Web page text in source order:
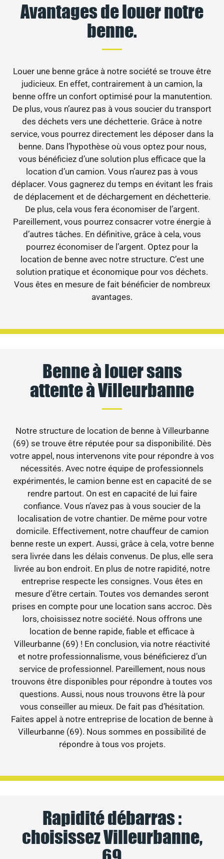
Avantages de louer notre
benne.
Louer une benne grâce à notre société se trouve être
judicieux. En effet, contrairement à un camion, la
benne offre un confort optimisé pour la manutention.
De plus, vous n’aurez pas à vous soucier du transport
des déchets vers une déchetterie. Grâce à notre
service, vous pourrez directement les déposer dans la
benne. Dans l’hypothèse où vous optez pour nous,
vous bénéficiez d’une solution plus efficace que la
location d’un camion. Vous n’aurez pas à vous
déplacer. Vous gagnerez du temps en évitant les frais
de déplacement et de déchargement en déchetterie.
De plus, cela vous fera économiser de l’argent.
Pareillement, vous pourrez consacrer votre énergie à
d’autres tâches. En définitive, grâce à cela, vous
pourrez économiser de l’argent. Optez pour la
location de benne avec notre structure. C’est une
solution pratique et économique pour vos déchets.
Vous êtes en mesure de fait bénéficier de nombreux
avantages.
Benne à louer sans
attente à Villeurbanne
Notre structure de location de benne à Villeurbanne
(69) se trouve être réputée pour sa disponibilité. Dès
votre appel, nous intervenons vite pour répondre à vos
nécessités. Avec notre équipe de professionnels
expérimentés, le camion benne est en capacité de se
rendre partout. On est en capacité de lui faire
confiance. Vous n’avez pas à vous soucier de la
localisation de votre chantier. De même pour votre
domicile. Effectivement, notre chauffeur de camion
benne reste un expert. Aussi, grâce à cela, votre benne
sera livrée dans les délais convenus. De plus, elle sera
livrée au bon endroit. En plus de notre rapidité, notre
entreprise respecte les consignes. Vous êtes en
mesure d’être certain. Toutes vos demandes seront
prises en compte pour une location sans accroc. Dès
lors, choisissez notre société. Nous offrons une
location de benne rapide, fiable et efficace à
Villeurbanne (69) ! En conclusion, via notre réactivité
et notre professionnalisme, vous bénéficierez d’un
service de professionnel. Pareillement, nous nous
trouvons être disponibles pour répondre à toutes vos
questions. Aussi, nous nous trouvons être là pour
vous conseiller au mieux. De fait pas d’hésitation.
Faites appel à notre entreprise de location de benne à
Villeurbanne (69). Nous sommes en possibilité de
répondre à tous vos projets.
Rapidité débarras :
choisissez Villeurbanne,